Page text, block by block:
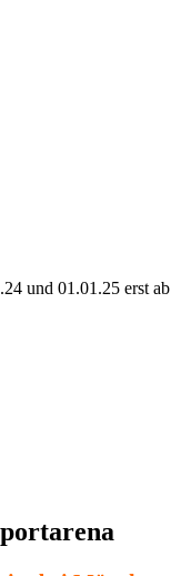
und 01.01.25 erst ab